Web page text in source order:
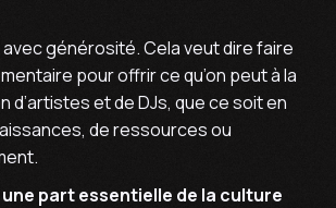
avec générosité. Cela veut dire faire
pour offrir ce qu’on peut à la
d’artistes et de DJs, que ce soit en
de ressources ou
une part essentielle de la culture